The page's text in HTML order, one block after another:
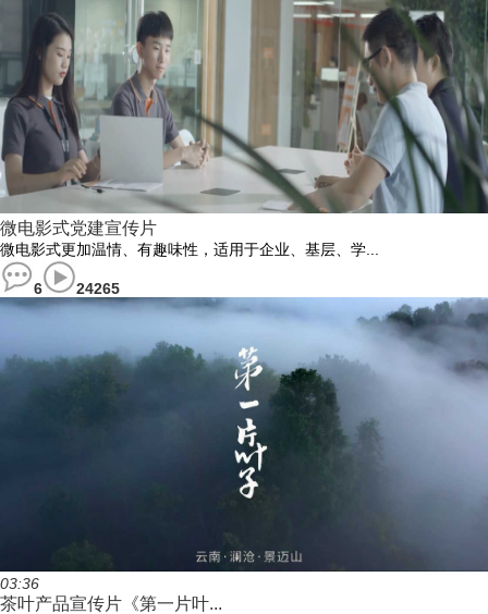
微电影式党建宣传片
微电影式更加温情、有趣味性，适用于企业、基层、学...
6 24265
03:36
茶叶产品宣传片《第一片叶...